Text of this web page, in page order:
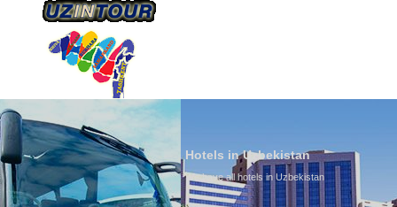
Hotels in Uzbekistan
We have all hotels in Uzbekistan